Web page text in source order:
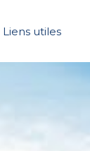
Liens utiles